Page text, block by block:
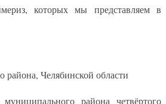
которых мы представляем в
района, Челябинской области
района четвёртого